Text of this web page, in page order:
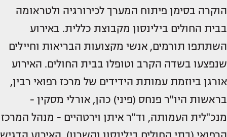
הוקרה בסימן פיתוח המערך לכירורגיה ולטראומה
בבית החולים בילינסון מקבוצת כללית. באירוע
השתתפו תורמים, אנשי מקצועות הבריאות וחיילים
שנפצעו בשדה הקרב וטופלו בבית החולים. האירוע
אורגן ביוזמת עמותת הידידים של מרכז רפואי רבין,
בראשות היו"ר פנחס (פיני) כהן, אורלי מסקין -
מנכ"לית העמותה, וד"ר איתן וירטהיים - מנהל המרכז